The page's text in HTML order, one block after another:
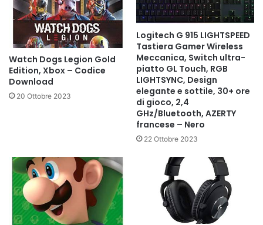
Watch Dogs Legion Gold
Edition, Xbox – Codice
Download
20 Ottobre 2023
Logitech G 915 LIGHTSPEED
Tastiera Gamer Wireless
Meccanica, Switch ultra-
piatto GL Touch, RGB
LIGHTSYNC, Design
elegante e sottile, 30+ ore
di gioco, 2,4
GHz/Bluetooth, AZERTY
francese – Nero
22 Ottobre 2023